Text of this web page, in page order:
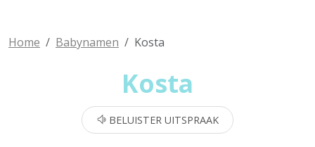
Home Babynamen Kosta
Kosta
BELUISTER UITSPRAAK